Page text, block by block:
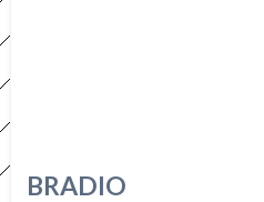
BRADIO